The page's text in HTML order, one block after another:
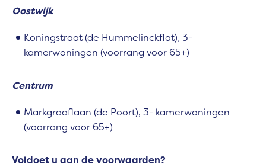
Oostwijk
Koningstraat (de Hummelinckflat), 3-
kamerwoningen (voorrang voor 65+)
Centrum
Markgraaflaan (de Poort), 3- kamerwoningen
(voorrang voor 65+)
Voldoet u aan de voorwaarden?